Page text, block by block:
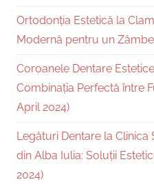
Ortodonția Estetică la
Modernă pentru un
Coroanele Dentare
Combinația Perfectă între
April 2024)
Legături Dentare la
din Alba Iulia: Soluții
2024)